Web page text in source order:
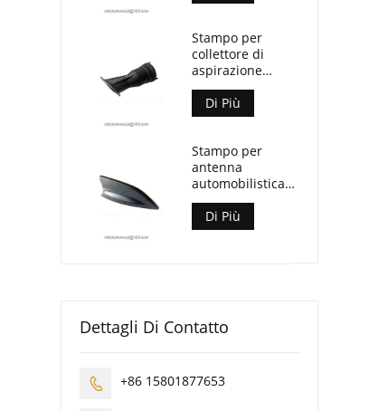
Stampo per
collettore di
aspirazione
automobilistico
Di Più
Stampo per
antenna
automobilistica
con pinna di
squalo
Di Più
Dettagli Di Contatto
 +86 15801877653